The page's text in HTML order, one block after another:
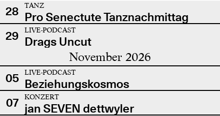
28
TANZ
Pro Senectute Tanznachmittag
29
LIVE-PODCAST
Drags Uncut
November 2026
05 LIVE-PODCAST
Beziehungskosmos
07
KONZERT
jan SEVEN dettwyler